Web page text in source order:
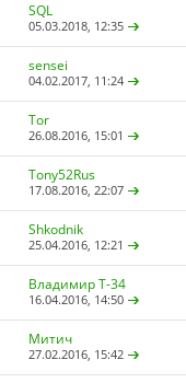
SQL
05.03.2018, 12:35
sensei
04.02.2017, 11:24
Tor
26.08.2016, 15:01
Tony52Rus
17.08.2016,22:07
Shkodnik
25.04.2016, 12:21
Владимир Т-34
16.04.2016, 14:50
Митич
27.02.2016, 15:42